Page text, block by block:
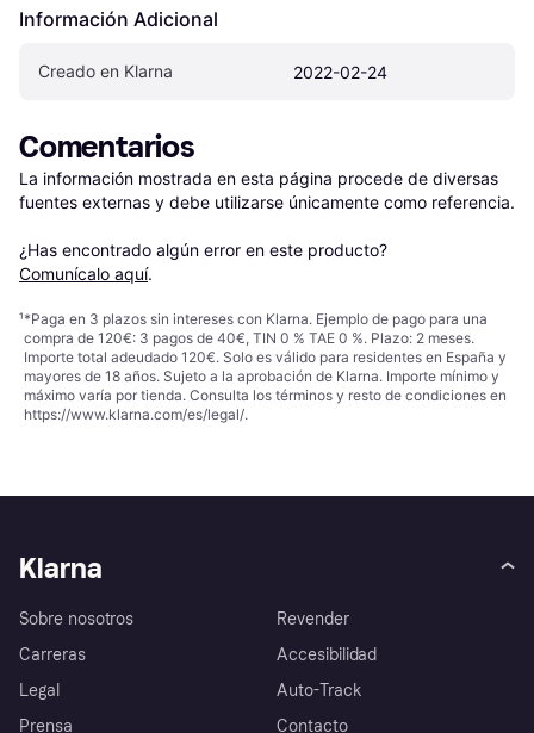
Información Adicional
Creado en Klarna 2022-02-24
Comentarios
La información mostrada en esta página procede de diversas
fuentes externas y debe utilizarse únicamente como referencia.
¿Has encontrado algún error en este producto?
Comunícalo aquí.
¹*Paga en 3 plazos sin intereses con Klarna. Ejemplo de pago para una
compra de 120€: 3 pagos de 40€, TIN 0 % TAE 0 %. Plazo: 2 meses.
Importe total adeudado 120€. Solo es válido para residentes en España y
mayores de 18 años. Sujeto a la aprobación de Klarna. Importe mínimo y
máximo varía por tienda. Consulta los términos y resto de condiciones en
https://www.klarna.com/es/legal/.
Klarna
Sobre nosotros
Carreras
Legal
Prensa
Revender
Accesibilidad
Auto-Track
Contacto